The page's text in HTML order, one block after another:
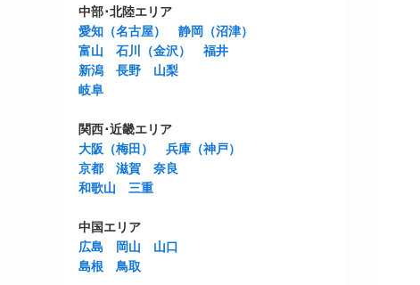
中部･北陸エリア
愛知（名古屋）
静岡（沼津）
富山
石川（金沢）
福井
新潟
長野
山梨
岐阜
関西･近畿エリア
大阪（梅田）
兵庫（神戸）
京都
滋賀
奈良
和歌山
三重
中国エリア
広島
岡山
山口
島根
鳥取